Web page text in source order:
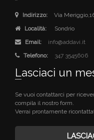
Indirizzo:
Via
Località:
Sondrio
Email:
info@addavi.it
Telefono:
347 3545606
Lasciaci un
Se vuoi contattarci per
compila il nostro form.
Verrai prontamente